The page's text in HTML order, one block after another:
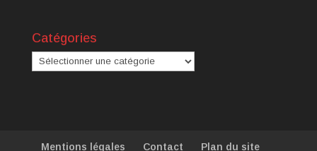
Catégories
Catégories
Mentions légales Contact Plan du site